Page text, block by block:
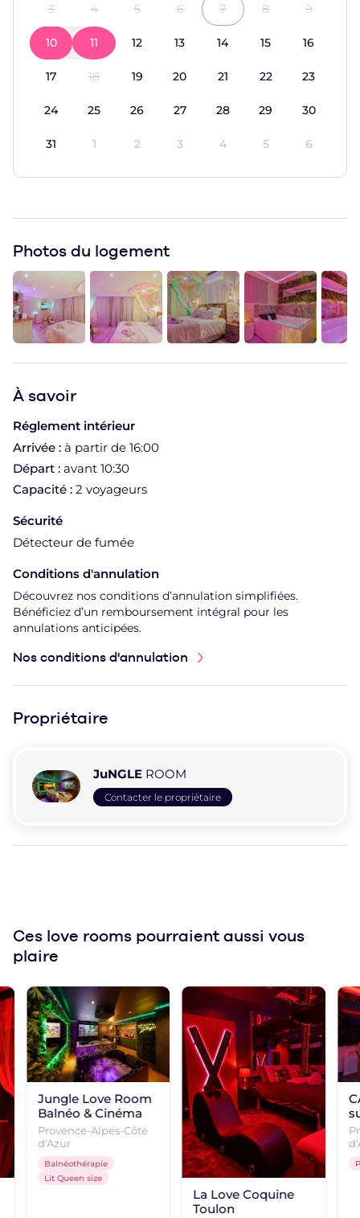
3 4 5 6 7 8 9
10 11 12 13 14 15 16
17 18 19 20 21 22 23
24 25 26 27 28 29 30
31 1 2 3 4 5 6
Photos du logement
À savoir
Réglement intérieur
Arrivée : à partir de 16:00
Départ : avant 10:30
Capacité : 2 voyageurs
Sécurité
Détecteur de fumée
Conditions d'annulation
Découvrez nos conditions d’annulation simplifiées.
Bénéficiez d’un remboursement intégral pour les
annulations anticipées.
Nos conditions d'annulation
Propriétaire
JuNGLE ROOM
Contacter le propriétaire
Ces love rooms pourraient aussi vous
plaire
Jungle Love Room
Balnéo & Cinéma
Provence-Alpes-Côte
d'Azur
Balnéothérapie
Lit Queen size
La Love Coquine
Toulon